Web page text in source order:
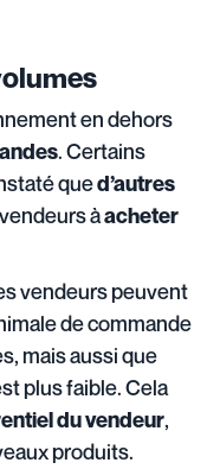
en dehors
. Certains
qued’autres
àacheter
vendeurs peuvent
de commande
mais aussi que
plus faible. Cela
du vendeur,
produits.